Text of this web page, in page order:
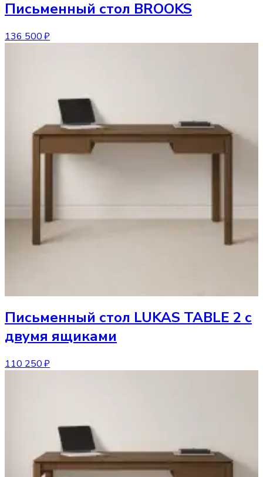
Письменный стол BROOKS
136 500 ₽
Письменный стол LUKAS TABLE 2 с
двумя ящиками
110 250 ₽